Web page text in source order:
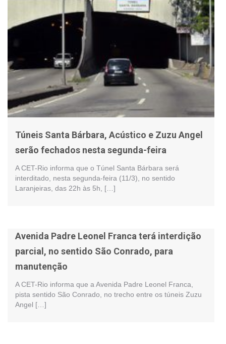
Túneis Santa Bárbara, Acústico e Zuzu Angel
serão fechados nesta segunda-feira
A CET-Rio informa que o Túnel Santa Bárbara será
interditado, nesta segunda-feira (11/3), no sentido
Laranjeiras, das 22h às 5h, […]
Avenida Padre Leonel Franca terá interdição
parcial, no sentido São Conrado, para
manutenção
A CET-Rio informa que a Avenida Padre Leonel Franca,
pista sentido São Conrado, no trecho entre os túneis Zuzu
Angel […]